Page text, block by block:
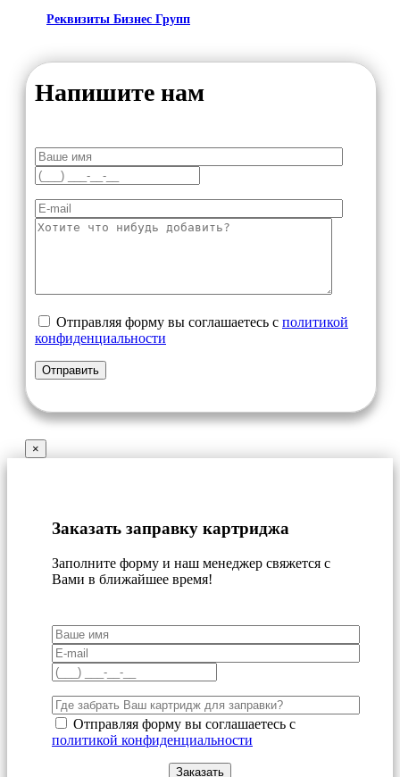
Реквизиты Бизнес Групп
Напишите нам
Отправляя форму вы соглашаетесь с политикой
конфиденциальности
×
Заказать заправку картриджа
Заполните форму и наш менеджер свяжется с
Вами в ближайшее время!
Отправляя форму вы соглашаетесь с
политикой конфиденциальности